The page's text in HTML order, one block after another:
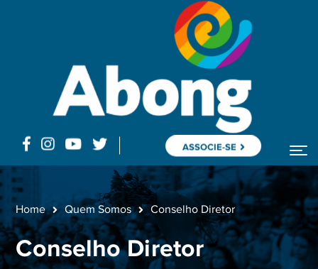
ASSOCIE-SE
Home Quem Somos Conselho Diretor
Conselho Diretor